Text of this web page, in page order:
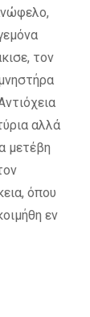
τον
αλλά
μετέβη
όπου
εν